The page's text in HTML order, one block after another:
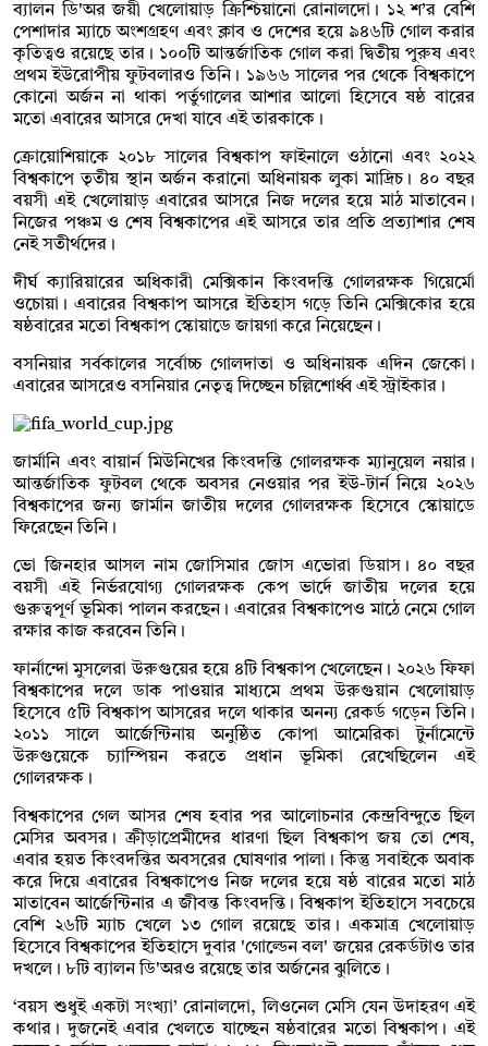
ব্যালন ডি'অর জয়ী খেলোয়াড় ক্রিশ্চিয়ানো রোনালদো। ১২ শ’র বেশি
পেশাদার ম্যাচে অংশগ্রহণ এবং ক্লাব ও দেশের হয়ে ৯৪৬টি গোল করার
কৃতিত্বও রয়েছে তার। ১০০টি আন্তর্জাতিক গোল করা দ্বিতীয় পুরুষ এবং
প্রথম ইউরোপীয় ফুটবলারও তিনি। ১৯৬৬ সালের পর থেকে বিশ্বকাপে
কোনো অর্জন না থাকা পর্তুগালের আশার আলো হিসেবে ষষ্ঠ বারের
মতো এবারের আসরে দেখা যাবে এই তারকাকে।
ক্রোয়োশিয়াকে ২০১৮ সালের বিশ্বকাপ ফাইনালে ওঠানো এবং ২০২২
বিশ্বকাপে তৃতীয় স্থান অর্জন করানো অধিনায়ক লুকা মাদ্রিচ। ৪০ বছর
বয়সী এই খেলোয়াড় এবারের আসরে নিজ দলের হয়ে মাঠ মাতাবেন।
নিজের পঞ্চম ও শেষ বিশ্বকাপের এই আসরে তার প্রতি প্রত্যাশার শেষ
নেই সতীর্থদের।
দীর্ঘ ক্যারিয়ারের অধিকারী মেক্সিকান কিংবদন্তি গোলরক্ষক গিয়ের্মো
ওচোয়া। এবারের বিশ্বকাপ আসরে ইতিহাস গড়ে তিনি মেক্সিকোর হয়ে
ষষ্ঠবারের মতো বিশ্বকাপ স্কোয়াডে জায়গা করে নিয়েছেন।
বসনিয়ার সর্বকালের সর্বোচ্চ গোলদাতা ও অধিনায়ক এদিন জেকো।
এবারের আসরেও বসনিয়ার নেতৃত্ব দিচ্ছেন চল্লিশোর্ধ্ব এই স্ট্রাইকার।
জার্মানি এবং বায়ার্ন মিউনিখের কিংবদন্তি গোলরক্ষক ম্যানুয়েল নয়ার।
আন্তর্জাতিক ফুটবল থেকে অবসর নেওয়ার পর ইউ-টার্ন নিয়ে ২০২৬
বিশ্বকাপের জন্য জার্মান জাতীয় দলের গোলরক্ষক হিসেবে স্কোয়াডে
ফিরেছেন তিনি।
ভো জিনহার আসল নাম জোসিমার জোস এভোরা ডিয়াস। ৪০ বছর
বয়সী এই নির্ভরযোগ্য গোলরক্ষক কেপ ভার্দে জাতীয় দলের হয়ে
গুরুত্বপূর্ণ ভূমিকা পালন করছেন। এবারের বিশ্বকাপেও মাঠে নেমে গোল
রক্ষার কাজ করবেন তিনি।
ফার্নান্দো মুসলেরা উরুগুয়ের হয়ে ৪টি বিশ্বকাপ খেলেছেন। ২০২৬ ফিফা
বিশ্বকাপের দলে ডাক পাওয়ার মাধ্যমে প্রথম উরুগুয়ান খেলোয়াড়
হিসেবে ৫টি বিশ্বকাপ আসরের দলে থাকার অনন্য রেকর্ড গড়েন তিনি।
২০১১ সালে আর্জেন্টিনায় অনুষ্ঠিত কোপা আমেরিকা টুর্নামেন্টে
উরুগুয়েকে চ্যাম্পিয়ন করতে প্রধান ভূমিকা রেখেছিলেন এই
গোলরক্ষক।
বিশ্বকাপের গেল আসর শেষ হবার পর আলোচনার কেন্দ্রবিন্দুতে ছিল
মেসির অবসর। ক্রীড়াপ্রেমীদের ধারণা ছিল বিশ্বকাপ জয় তো শেষ,
এবার হয়ত কিংবদন্তির অবসরের ঘোষণার পালা। কিন্তু সবাইকে অবাক
করে দিয়ে এবারের বিশ্বকাপেও নিজ দলের হয়ে ষষ্ঠ বারের মতো মাঠ
মাতাবেন আর্জেন্টিনার এ জীবন্ত কিংবদন্তি। বিশ্বকাপ ইতিহাসে সবচেয়ে
বেশি ২৬টি ম্যাচ খেলে ১৩ গোল রয়েছে তার। একমাত্র খেলোয়াড়
হিসেবে বিশ্বকাপের ইতিহাসে দুবার 'গোল্ডেন বল' জয়ের রেকর্ডটাও তার
দখলে। ৮টি ব্যালন ডি'অরও রয়েছে তার অর্জনের ঝুলিতে।
‘বয়স শুধুই একটা সংখ্যা’ রোনালদো, লিওনেল মেসি যেন উদাহরণ এই
কথার। দুজনেই এবার খেলতে যাচ্ছেন ষষ্ঠবারের মতো বিশ্বকাপ। এই